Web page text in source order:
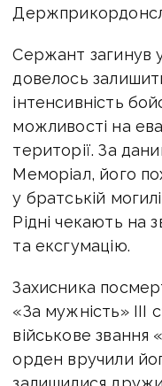
Сержант загинув у
довелось
інтенсивність
можливості на
території. За
Меморіал, його
у братській
Рідні чекають на
та ексгумацію.
Захисника
«За мужність» ІІІ
військове
орден вручили